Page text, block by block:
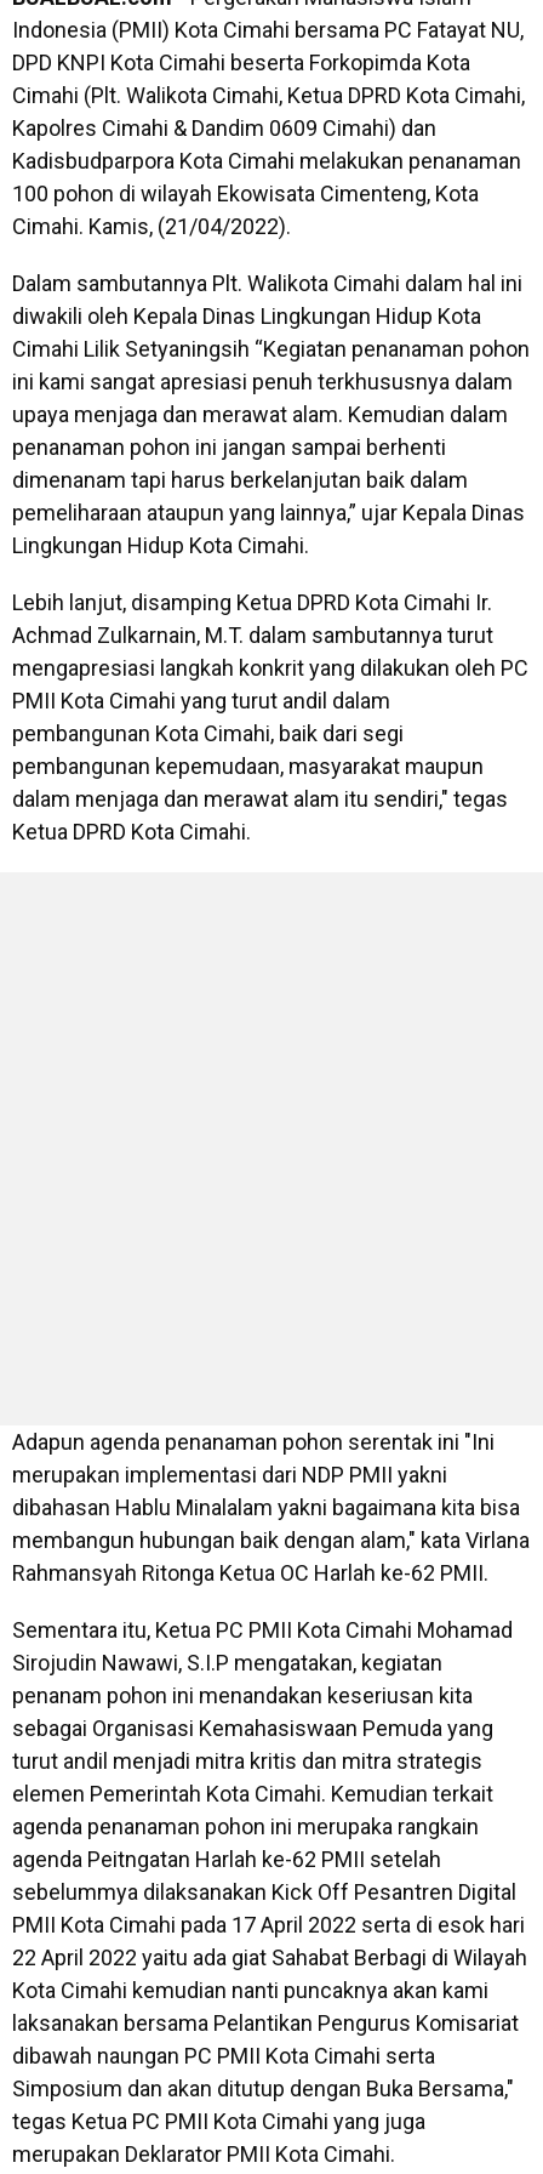
Indonesia (PMII) Kota Cimahi bersama PC Fatayat NU,
DPD KNPI Kota Cimahi beserta Forkopimda Kota
Cimahi (Plt. Walikota Cimahi, Ketua DPRD Kota Cimahi,
Kapolres Cimahi & Dandim 0609 Cimahi) dan
Kadisbudparpora Kota Cimahi melakukan penanaman
100 pohon di wilayah Ekowisata Cimenteng, Kota
Cimahi. Kamis, (21/04/2022).
Dalam sambutannya Plt. Walikota Cimahi dalam hal ini
diwakili oleh Kepala Dinas Lingkungan Hidup Kota
Cimahi Lilik Setyaningsih “Kegiatan penanaman pohon
ini kami sangat apresiasi penuh terkhususnya dalam
upaya menjaga dan merawat alam. Kemudian dalam
penanaman pohon ini jangan sampai berhenti
dimenanam tapi harus berkelanjutan baik dalam
pemeliharaan ataupun yang lainnya,” ujar Kepala Dinas
Lingkungan Hidup Kota Cimahi.
Lebih lanjut, disamping Ketua DPRD Kota Cimahi Ir.
Achmad Zulkarnain, M.T. dalam sambutannya turut
mengapresiasi langkah konkrit yang dilakukan oleh PC
PMII Kota Cimahi yang turut andil dalam
pembangunan Kota Cimahi, baik dari segi
pembangunan kepemudaan, masyarakat maupun
dalam menjaga dan merawat alam itu sendiri," tegas
Ketua DPRD Kota Cimahi.
Adapun agenda penanaman pohon serentak ini "Ini
merupakan implementasi dari NDP PMII yakni
dibahasan Hablu Minalalam yakni bagaimana kita bisa
membangun hubungan baik dengan alam," kata Virlana
Rahmansyah Ritonga Ketua OC Harlah ke-62 PMII.
Sementara itu, Ketua PC PMII Kota Cimahi Mohamad
Sirojudin Nawawi, S.I.P mengatakan, kegiatan
penanam pohon ini menandakan keseriusan kita
sebagai Organisasi Kemahasiswaan Pemuda yang
turut andil menjadi mitra kritis dan mitra strategis
elemen Pemerintah Kota Cimahi. Kemudian terkait
agenda penanaman pohon ini merupaka rangkain
agenda Peitngatan Harlah ke-62 PMII setelah
sebelummya dilaksanakan Kick Off Pesantren Digital
PMII Kota Cimahi pada 17 April 2022 serta di esok hari
22 April 2022 yaitu ada giat Sahabat Berbagi di Wilayah
Kota Cimahi kemudian nanti puncaknya akan kami
laksanakan bersama Pelantikan Pengurus Komisariat
dibawah naungan PC PMII Kota Cimahi serta
Simposium dan akan ditutup dengan Buka Bersama,"
tegas Ketua PC PMII Kota Cimahi yang juga
merupakan Deklarator PMII Kota Cimahi.